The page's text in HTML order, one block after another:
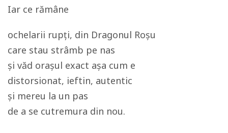
Iar ce rămâne
ochelarii rupți, din Dragonul Roșu
care stau strâmb pe nas
și văd orașul exact așa cum e
distorsionat, ieftin, autentic
și mereu la un pas
de a se cutremura din nou.